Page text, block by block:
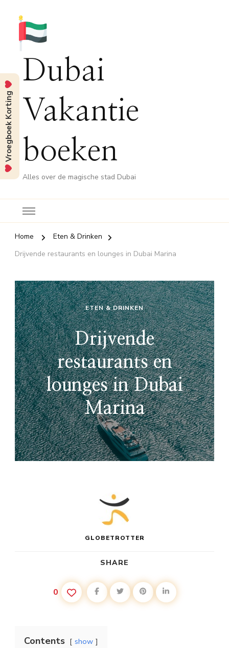
Dubai
Vakantie
boeken
Alles over de magische stad Dubai
Home
Eten & Drinken
Drijvende restaurants en lounges in Dubai Marina
ETEN & DRINKEN
Drijvende
restaurants en
lounges in Dubai
Marina
GLOBETROTTER
SHARE
0
Contents show
Vroegboek Korting